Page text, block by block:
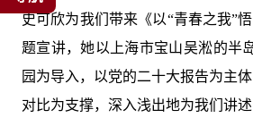
史可欣为我们带来《以“青春之我”
题宣讲，她以上海市宝山吴淞的半
园为导入，以党的二十大报告为主
对比为支撑，深入浅出地为我们讲